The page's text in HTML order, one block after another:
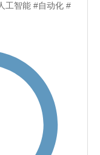
工智能 #自动化 #